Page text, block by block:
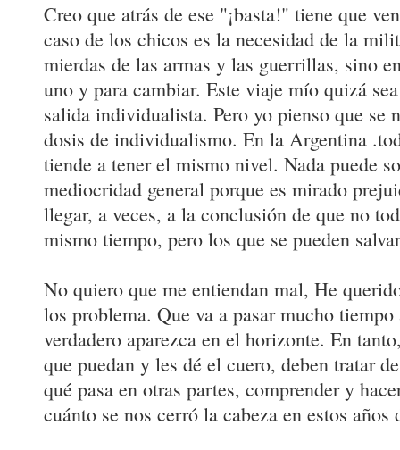
Creo que atrás de ese "¡basta!" tiene que
caso de los chicos es la necesidad de la
mierdas de las armas y las guerrillas, sino
uno y para cambiar. Este viaje mío quizá
salida individualista. Pero yo pienso que se
dosis de individualismo. En la Argentina
tiende a tener el mismo nivel. Nada puede
mediocridad general porque es mirado
llegar, a veces, a la conclusión de que no
mismo tiempo, pero los que se pueden
No quiero que me entiendan mal, He
los problema. Que va a pasar mucho
verdadero aparezca en el horizonte. En
que puedan y les dé el cuero, deben tratar
qué pasa en otras partes, comprender y
cuánto se nos cerró la cabeza en estos